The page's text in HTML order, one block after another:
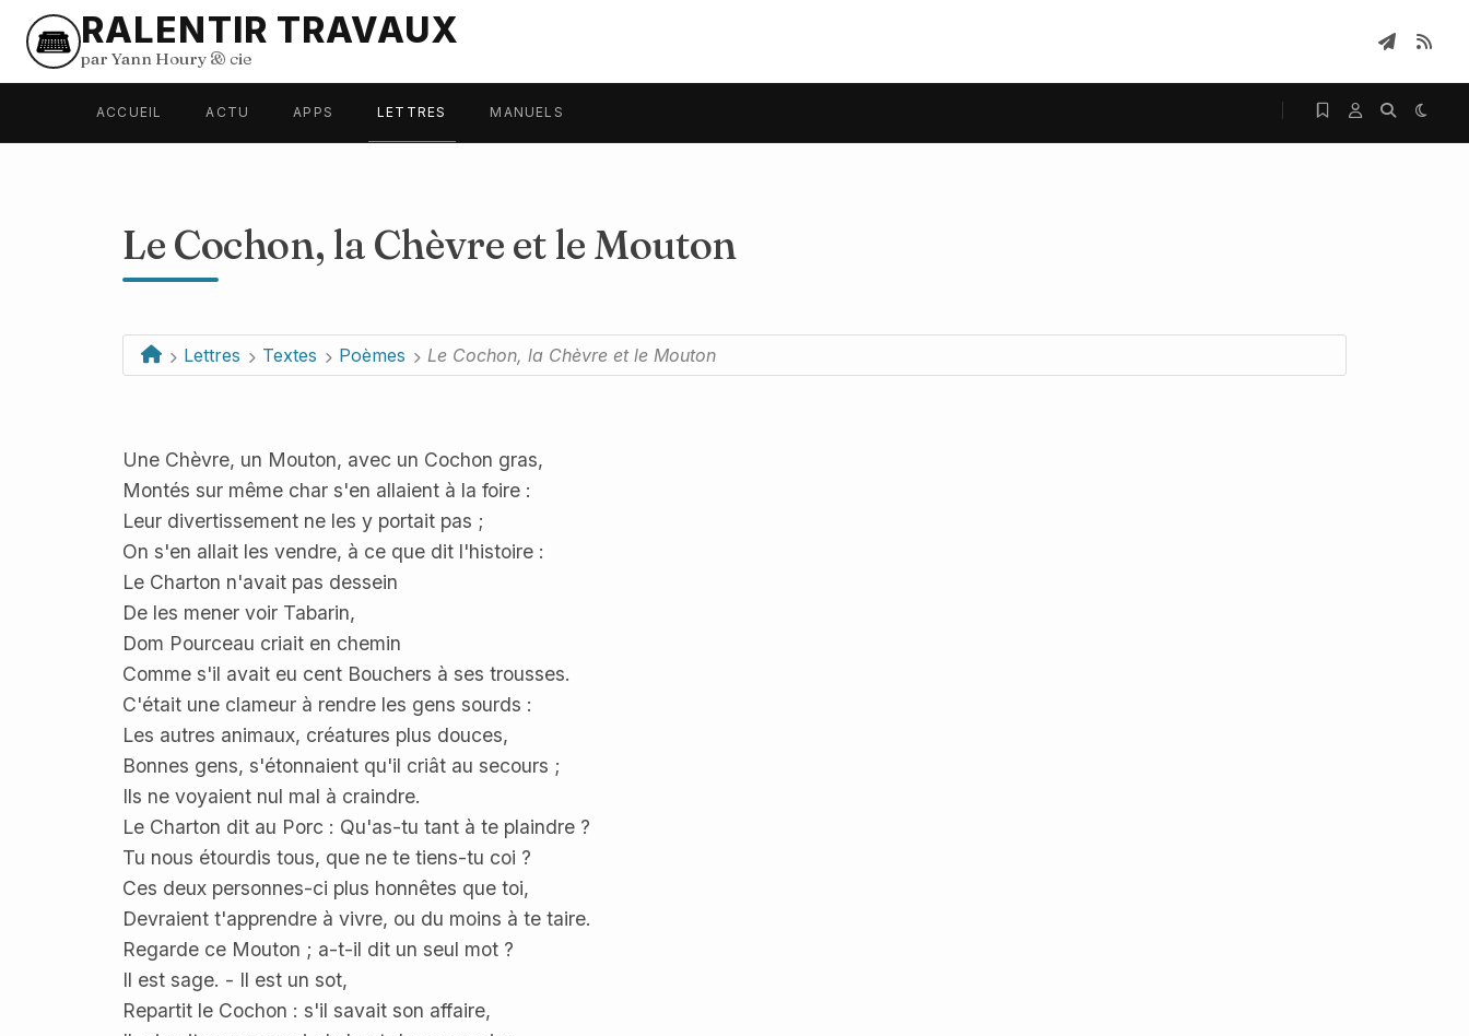
RALENTIR TRAVAUX
par Yann Houry & cie
ACCUEIL ACTU APPS LETTRES MANUELS
Le Cochon, la Chèvre et le Mouton
Lettres Textes Poèmes Le Cochon, la Chèvre et le Mouton
Une Chèvre, un Mouton, avec un Cochon gras,
Montés sur même char s'en allaient à la foire :
Leur divertissement ne les y portait pas ;
On s'en allait les vendre, à ce que dit l'histoire :
Le Charton n'avait pas dessein
De les mener voir Tabarin,
Dom Pourceau criait en chemin
Comme s'il avait eu cent Bouchers à ses trousses.
C'était une clameur à rendre les gens sourds :
Les autres animaux, créatures plus douces,
Bonnes gens, s'étonnaient qu'il criât au secours ;
Ils ne voyaient nul mal à craindre.
Le Charton dit au Porc : Qu'as-tu tant à te plaindre ?
Tu nous étourdis tous, que ne te tiens-tu coi ?
Ces deux personnes-ci plus honnêtes que toi,
Devraient t'apprendre à vivre, ou du moins à te taire.
Regarde ce Mouton ; a-t-il dit un seul mot ?
Il est sage. - Il est un sot,
Repartit le Cochon : s'il savait son affaire,